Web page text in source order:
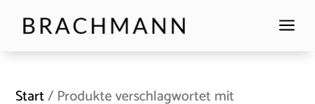
a
Start/ Produkte verschlagwortet mit